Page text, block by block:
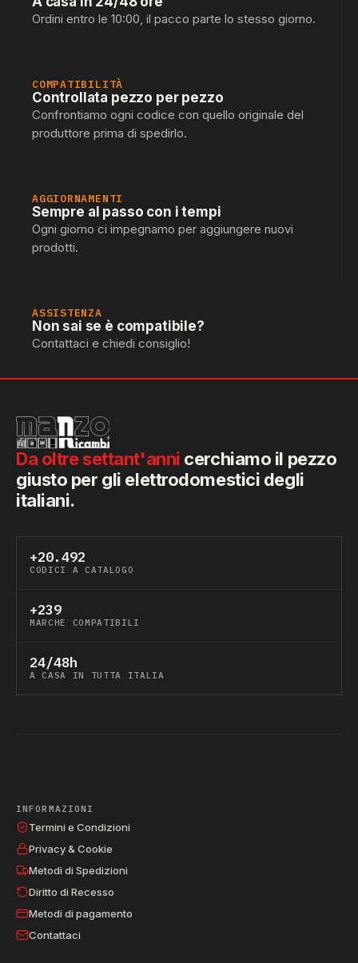
Ordini entro le 10:00, il pacco parte lo stesso giorno.
COMPATIBILITÀ
Controllata pezzo per pezzo
Confrontiamo ogni codice con quello originale del
produttore prima di spedirlo.
AGGIORNAMENTI
Sempre al passo con i tempi
Ogni giorno ci impegnamo per aggiungere nuovi
prodotti.
ASSISTENZA
Non sai se è compatibile?
Contattaci e chiedi consiglio!
Da oltre settant'anni cerchiamo il pezzo
giusto per gli elettrodomestici degli
italiani.
+20.492
CODICI A CATALOGO
+239
MARCHE COMPATIBILI
24/48h
A CASA IN TUTTA ITALIA
INFORMAZIONI
Termini e Condizioni
Privacy & Cookie
Metodi di Spedizioni
Diritto di Recesso
Metodi di pagamento
Contattaci